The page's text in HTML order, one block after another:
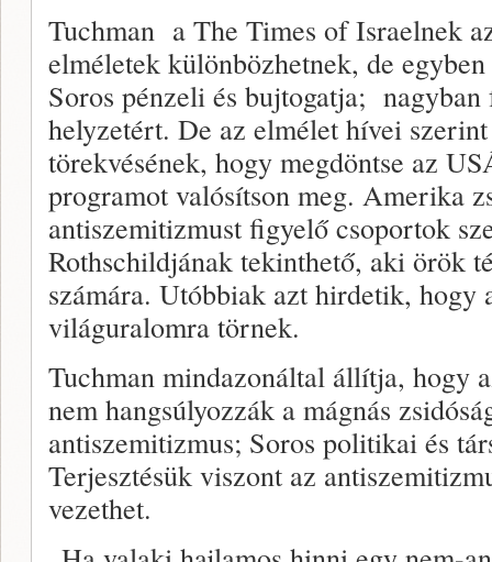
Tuchman a The Times of Israelnek
elméletek különbözhetnek, de
Soros pénzeli és bujtogatja;
helyzetért. De az elmélet hívei
törekvésének, hogy megdöntse az
programot valósítson meg. Amerika
antiszemitizmust figyelő csoportok
Rothschildjának tekinthető, aki örök
számára. Utóbbiak azt hirdetik, hogy
világuralomra törnek.
Tuchman mindazonáltal állítja, hogy
nem hangsúlyozzák a mágnás
antiszemitizmus; Soros politikai és
Terjesztésük viszont az
vezethet.